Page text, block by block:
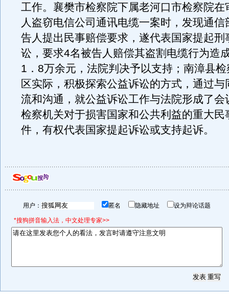
工作。襄樊市检察院下属老河口市检察院在
人盗窃电信公司通讯电缆一案时，发现通信
告人提出民事赔偿要求，遂代表国家提起刑
讼，要求4名被告人赔偿其盗割电缆行为造
1．8万余元，法院判决予以支持；南漳县
区实际，积极探索公益诉讼的方式，通过与
流和沟通，就公益诉讼工作与法院形成了会
检察机关对于损害国家和公共利益的重大民
件，有权代表国家提起诉讼或支持起诉。
用户： 匿名 隐藏地址 设为辩论话题
*搜狗拼音输入法，中文处理专家>>